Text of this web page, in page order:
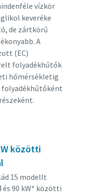
vízkör
keveréke
de zártkörű
A
(EC)
folyadékhűtők
hőmérsékletig
közötti
15 modellt
90 kW* közötti